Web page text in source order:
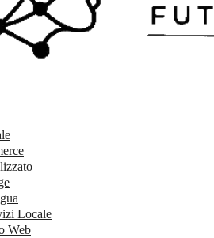
Locale
Web